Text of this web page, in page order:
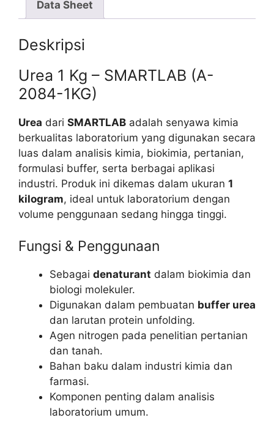
Data Sheet
Deskripsi
Urea 1 Kg – SMARTLAB (A-
2084-1KG)
Urea dari SMARTLAB adalah senyawa kimia
berkualitas laboratorium yang digunakan secara
luas dalam analisis kimia, biokimia, pertanian,
formulasi buffer, serta berbagai aplikasi
industri. Produk ini dikemas dalam ukuran 1
kilogram, ideal untuk laboratorium dengan
volume penggunaan sedang hingga tinggi.
Fungsi & Penggunaan
Sebagai denaturant dalam biokimia dan
biologi molekuler.
Digunakan dalam pembuatan buffer urea
dan larutan protein unfolding.
Agen nitrogen pada penelitian pertanian
dan tanah.
Bahan baku dalam industri kimia dan
farmasi.
Komponen penting dalam analisis
laboratorium umum.